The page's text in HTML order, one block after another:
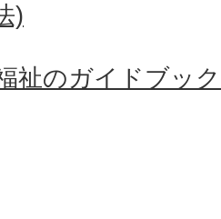
)
祉のガイドブック